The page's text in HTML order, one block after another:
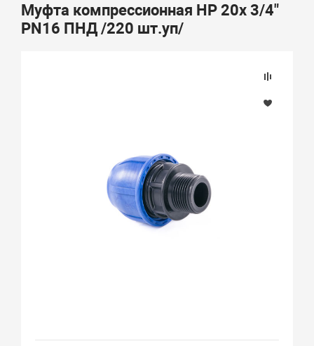
Муфта компрессионная НР 20x 3/4"
PN16 ПНД /220 шт.уп/